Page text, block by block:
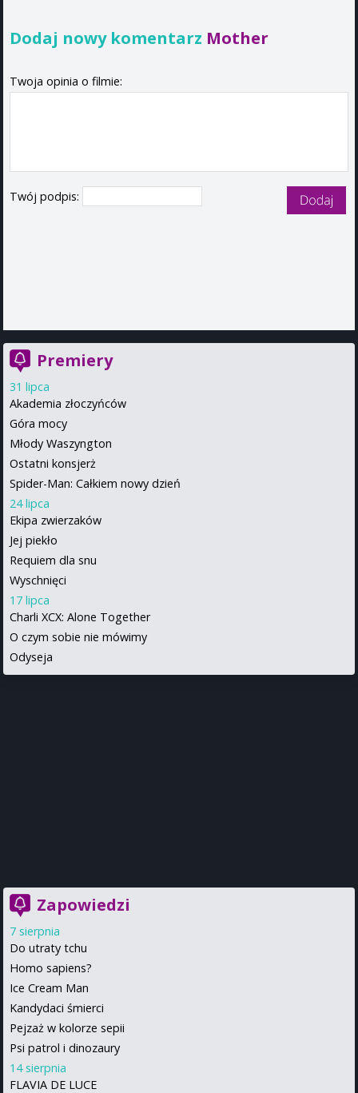
Dodaj nowy komentarz Mother
Twoja opinia o filmie:
Twój podpis:
Premiery
31 lipca
Akademia złoczyńców
Góra mocy
Młody Waszyngton
Ostatni konsjerż
Spider-Man: Całkiem nowy dzień
24 lipca
Ekipa zwierzaków
Jej piekło
Requiem dla snu
Wyschnięci
17 lipca
Charli XCX: Alone Together
O czym sobie nie mówimy
Odyseja
Zapowiedzi
7 sierpnia
Do utraty tchu
Homo sapiens?
Ice Cream Man
Kandydaci śmierci
Pejzaż w kolorze sepii
Psi patrol i dinozaury
14 sierpnia
FLAVIA DE LUCE